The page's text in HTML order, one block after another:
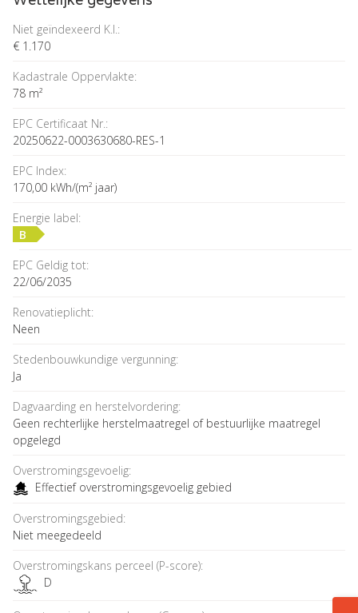
Niet geïndexeerd K.I.:
€ 1.170
Kadastrale Oppervlakte:
78 m²
EPC Certificaat Nr.:
20250622-0003630680-RES-1
EPC Index:
170,00 kWh/(m² jaar)
Energie label:
B
EPC Geldig tot:
22/06/2035
Renovatieplicht:
Neen
Stedenbouwkundige vergunning:
Ja
Dagvaarding en herstelvordering:
Geen rechterlijke herstelmaatregel of bestuurlijke maatregel
opgelegd
Overstromingsgevoelig:
Effectief overstromingsgevoelig gebied
Overstromingsgebied:
Niet meegedeeld
Overstromingskans perceel (P-score):
D